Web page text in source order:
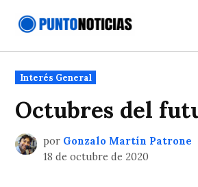
Publicado
en
Interés General
Octubres del
por Gonzalo Martín Patrone
18 de octubre de 2020